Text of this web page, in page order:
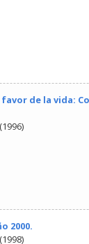
favor de la vida:
(1996)
2000.
(1998)